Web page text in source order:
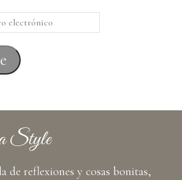
Style
de reflexiones y cosas bonitas,